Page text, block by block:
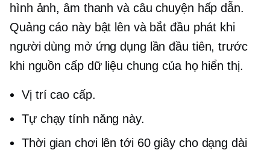
hình ảnh, âm thanh và câu chuyện hấp dẫn.
Quảng cáo này bật lên và bắt đầu phát khi
người dùng mở ứng dụng lần đầu tiên, trước
khi nguồn cấp dữ liệu chung của họ hiển thị.
Vị trí cao cấp.
Tự chạy tính năng này.
Thời gian chơi lên tới 60 giây cho dạng dài